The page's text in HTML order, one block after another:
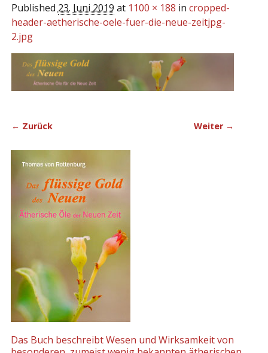
Published 23. Juni 2019 at 1100 × 188 in cropped-
header-aetherische-oele-fuer-die-neue-zeitjpg-
2.jpg
← Zurück Weiter →
Das Buch beschreibt Wesen und Wirksamkeit von